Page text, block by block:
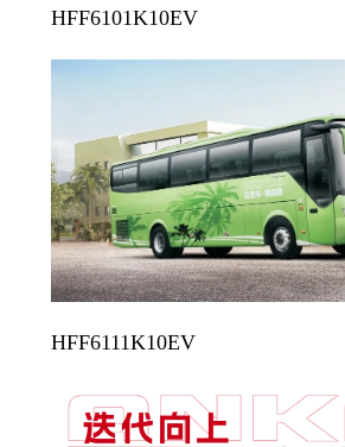
HFF6101K10EV
HFF6111K10EV